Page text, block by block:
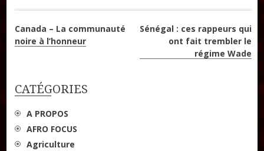
Navigation
de
Canada – La communauté
noire à l’honneur
Sénégal : ces rappeurs qui
ont fait trembler le
régime Wade
CATÉGORIES
A PROPOS
AFRO FOCUS
Agriculture